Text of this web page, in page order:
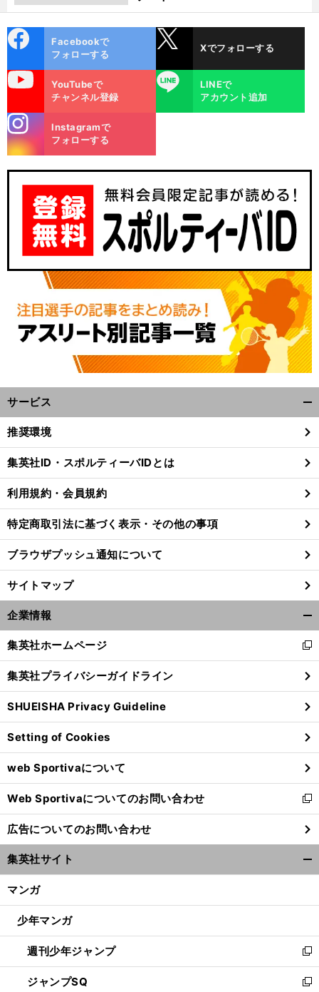
ok
Facebookで
フォローする
Xでフォローする
YouTubeで
チャンネル登録
LINE
LINEで
アカウント追加
m
Instagramで
フォローする
サービス
閉
る
推奨環境
集英社ID・スポルティーバIDとは
利用規約・会員規約
特定商取引法に基づく表示・その他の事項
ブラウザプッシュ通知について
サイトマップ
企業情報
閉
る
集英社ホームページ
新
し
い
ウ
ィ
ン
ド
ウ
で
開
く
集英社プライバシーガイドライン
SHUEISHA Privacy Guideline
Setting of Cookies
web Sportivaについて
Web Sportivaについてのお問い合わせ
新
し
い
ウ
ィ
ン
ウ
開
く
広告についてのお問い合わせ
集英社サイト
マンガ
少年マンガ
週刊少年ジャンプ
新
し
い
ジャンプSQ
新